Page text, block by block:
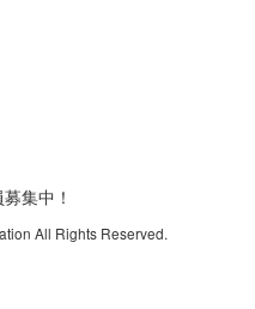
集中！
All Rights Reserved.